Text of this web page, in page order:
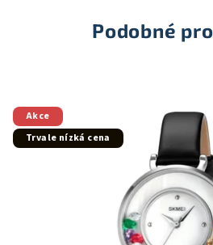
Podobné
Akce
Trvale nízká cena